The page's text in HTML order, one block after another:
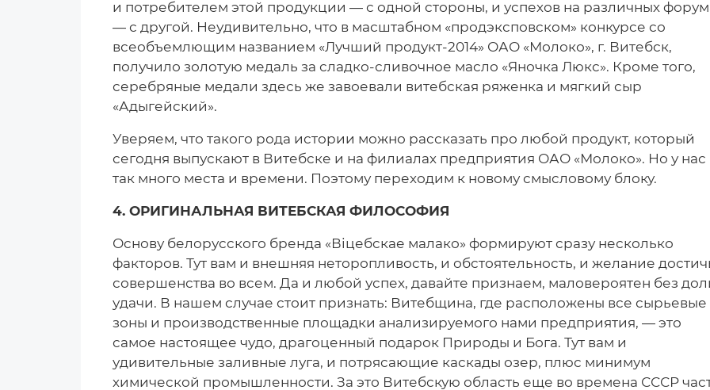
и потребителем этой продукции — с одной стороны, и успехов на различных
— с другой. Неудивительно, что в масштабном «прод­эксповском» конкурсе со
всеобъемлющим названием «Лучший продукт-2014» ОАО «Молоко», г. Витебск,
получило золотую медаль за сладко-сливочное масло «Яночка Люкс». Кроме того,
серебряные медали здесь же завоевали витебская ряженка и мягкий сыр
«Адыгейский».
Уверяем, что такого рода истории можно рассказать про любой продукт, который
сегодня выпускают в Витебске и на филиалах предприятия ОАО «Молоко». Но у нас
так много места и времени. Поэтому переходим к новому смысловому блоку.
4. ОРИГИНАЛЬНАЯ ВИТЕБСКАЯ ФИЛОСОФИЯ
Основу белорусского бренда «Віцебскае малако» формируют сразу несколько
факторов. Тут вам и внешняя неторопливость, и обстоятельность, и желание
совершенства во всем. Да и любой успех, давайте признаем, маловероятен без
удачи. В нашем случае стоит признать: Витебщина, где расположены все сырьевые
зоны и производственные площадки анализируемого нами предприятия, — это
самое настоящее чудо, драгоценный подарок Природы и Бога. Тут вам и
удивительные заливные луга, и потрясающие каскады озер, плюс минимум
химической промышленности. За это Витебскую область еще во времена СССР